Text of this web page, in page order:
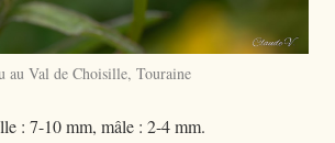
au Val de Choisille, Touraine
: 7-10 mm, mâle : 2-4 mm.